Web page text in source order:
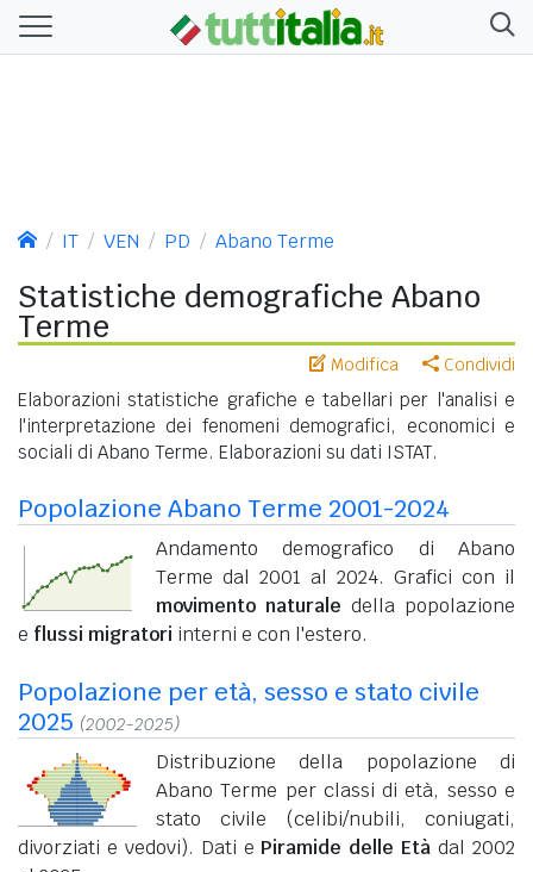
IT VEN PD Abano Terme
Statistiche demografiche Abano
Terme
Modifica Condividi
Elaborazioni statistiche grafiche e tabellari per l'analisi e
l'interpretazione dei fenomeni demografici, economici e
sociali di Abano Terme. Elaborazioni su dati ISTAT.
Popolazione Abano Terme 2001-2024
Andamento demografico di Abano
Terme dal 2001 al 2024. Grafici con il
movimento naturale della popolazione
e flussi migratori interni e con l'estero.
Popolazione per età, sesso e stato civile
2025 (2002-2025)
Distribuzione della popolazione di
Abano Terme per classi di età, sesso e
stato civile (celibi/nubili, coniugati,
divorziati e vedovi). Dati e Piramide delle Età dal 2002